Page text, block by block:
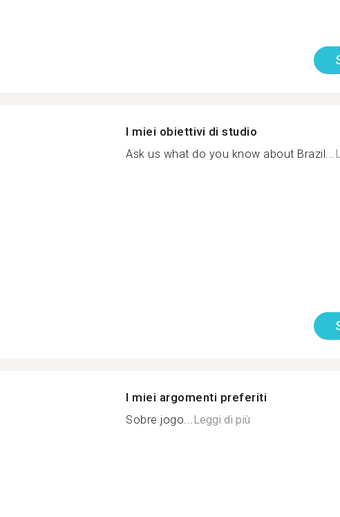
I miei obiettivi di studio
Ask us what do you know about Brazil...
I miei argomenti preferiti
Sobre jogo...Leggi di più